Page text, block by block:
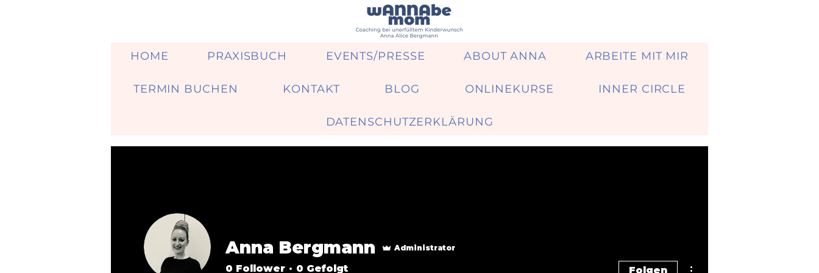
HOME PRAXISBUCH EVENTS/PRESSE ABOUT ANNA ARBEITE MIT MIR
TERMIN BUCHEN KONTAKT BLOG ONLINEKURSE INNER CIRCLE
DATENSCHUTZERKLÄRUNG
Anna Bergmann Administrator
0 Follower 0 Gefolgt Folgen